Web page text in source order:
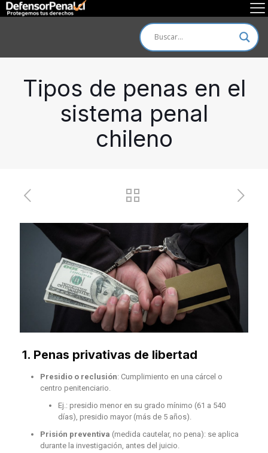
Tipos de penas en el
sistema penal
chileno
1. Penas privativas de libertad
Presidio o reclusión: Cumplimiento en una cárcel o
centro penitenciario.
Ej.: presidio menor en su grado mínimo (61 a 540
días), presidio mayor (más de 5 años).
Prisión preventiva (medida cautelar, no pena): se aplica
durante la investigación, antes del juicio.